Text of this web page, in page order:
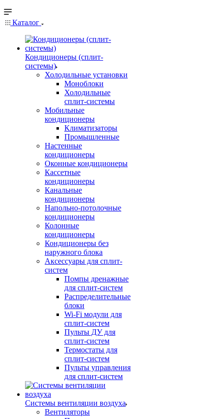
Каталог
Кондиционеры (сплит-
системы)
Холодильные установки
Моноблоки
Холодильные
сплит-системы
Мобильные
кондиционеры
Климатизаторы
Промышленные
Настенные
кондиционеры
Оконные кондиционеры
Кассетные
кондиционеры
Канальные
кондиционеры
Напольно-потолочные
кондиционеры
Колонные
кондиционеры
Кондиционеры без
наружного блока
Аксессуары для сплит-
систем
Помпы дренажные
для сплит-систем
Распределительные
блоки
Wi-Fi модули для
сплит-систем
Пульты ДУ для
сплит-систем
Термостаты для
сплит-систем
Пульты управления
для сплит-систем
Системы вентиляции воздуха
Вентиляторы